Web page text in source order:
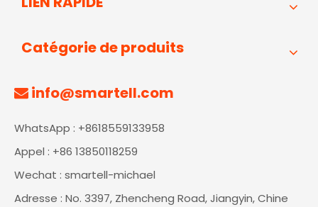
Catégorie de produits
 info@smartell.com
WhatsApp : +8618559133958
Appel : +86 13850118259
Wechat : smartell-michael
Adresse : No. 3397, Zhencheng Road, Jiangyin, Chine